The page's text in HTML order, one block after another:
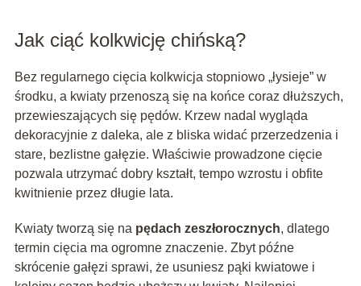
Jak ciąć kolkwicję chińską?
Bez regularnego cięcia kolkwicja stopniowo „łysieje” w
środku, a kwiaty przenoszą się na końce coraz dłuższych,
przewieszających się pędów. Krzew nadal wygląda
dekoracyjnie z daleka, ale z bliska widać przerzedzenia i
stare, bezlistne gałęzie. Właściwie prowadzone cięcie
pozwala utrzymać dobry kształt, tempo wzrostu i obfite
kwitnienie przez długie lata.
Kwiaty tworzą się na pędach zeszłorocznych, dlatego
termin cięcia ma ogromne znaczenie. Zbyt późne
skrócenie gałęzi sprawi, że usuniesz pąki kwiatowe i